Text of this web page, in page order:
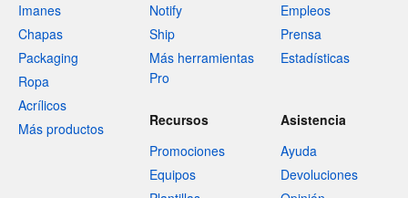
Imanes
Chapas
Packaging
Ropa
Acrílicos
Más productos
Notify
Ship
Más herramientas
Pro
Empleos
Prensa
Estadísticas
Recursos
Promociones
Equipos
Asistencia
Ayuda
Devoluciones